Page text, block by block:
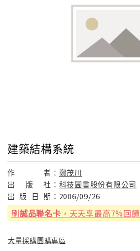
建築結構系統
作 者： 鄭茂川
出
版 社： 科技圖書股份有限公司
出 版 日 期： 2006/09/26
刷誠品聯名卡 ，天天享最高7%回饋
大量採購團購專區